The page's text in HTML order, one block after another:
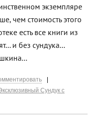
экземпляре
чем стоимость этого
есть все книги из
и без сундука...
Сундук с